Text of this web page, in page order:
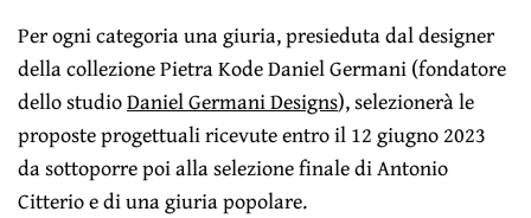
Per ogni categoria una giuria, presieduta dal designer
della collezione Pietra Kode Daniel Germani (fondatore
dello studioDaniel Germani Designs), selezionerà le
proposte progettuali ricevute entro il 12 giugno 2023
da sottoporre poi alla selezione finale di Antonio
Citterio e di una giuria popolare.